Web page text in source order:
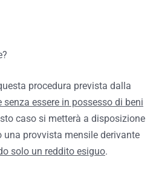
procedura prevista dalla
senza essere in possesso di beni
caso si metterà a disposizione
una provvista mensile derivante
solo un reddito esiguo.